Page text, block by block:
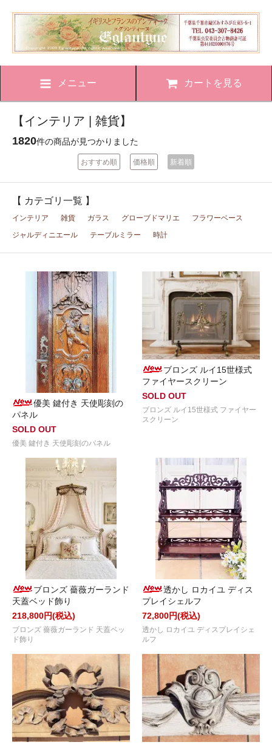
メニュー カートを見る
【インテリア | 雑貨】
1820件の商品が見つかりました
おすすめ順 価格順 新着順
【 カテゴリ一覧 】
インテリア 雑貨 ガラス グローブドマリエ
フラワーベース
ジャルディニエール
テーブルミラー 時計
優美 鍵付き 天使彫刻の
パネル
SOLD OUT
優美 鍵付き 天使彫刻のパネル
ブロンズ ルイ15世様式
ファイヤースクリーン
SOLD OUT
ブロンズ ルイ15世様式 ファイヤー
スクリーン
ブロンズ 薔薇ガーランド
天蓋ベッド飾り
218,800円(税込)
ブロンズ 薔薇ガーランド 天蓋ベッ
ド飾り
透かし ロカイユ ディス
プレイシェルフ
72,800円(税込)
透かし ロカイユ ディスプレイシェ
ルフ